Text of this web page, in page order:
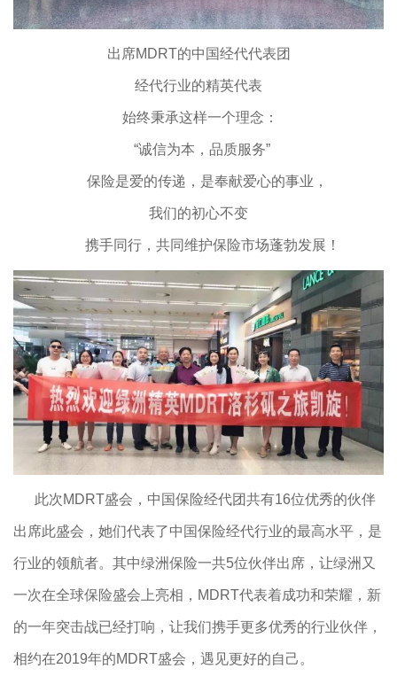
出席MDRT的中国经代代表团
经代行业的精英代表
始终秉承这样一个理念：
“诚信为本，品质服务”
保险是爱的传递，是奉献爱心的事业，
我们的初心不变
携手同行，共同维护保险市场蓬勃发展！
此次MDRT盛会，中国保险经代团共有16位优秀的伙伴
出席此盛会，她们代表了中国保险经代行业的最高水平，是
行业的领航者。其中绿洲保险一共5位伙伴出席，让绿洲又
一次在全球保险盛会上亮相，MDRT代表着成功和荣耀，新
的一年突击战已经打响，让我们携手更多优秀的行业伙伴，
相约在2019年的MDRT盛会，遇见更好的自己。